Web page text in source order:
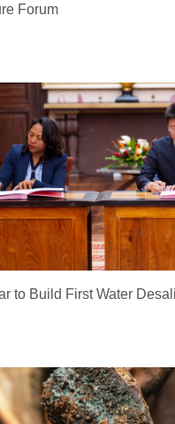
Forum
to Build First Water